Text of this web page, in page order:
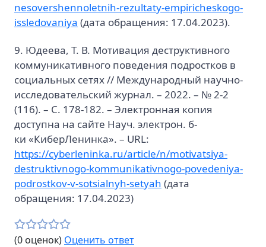
nesovershennoletnih-rezultaty-empiricheskogo-
issledovaniya (дата обращения: 17.04.2023).
9. Юдеева, Т. В. Мотивация деструктивного
коммуникативного поведения подростков в
социальных сетях // Международный научно-
исследовательский журнал. – 2022. – № 2-2
(116). – С. 178-182. – Электронная копия
доступна на сайте Науч. электрон. б-
ки «КиберЛенинка». – URL:
https://cyberleninka.ru/article/n/motivatsiya-
destruktivnogo-kommunikativnogo-povedeniya-
podrostkov-v-sotsialnyh-setyah (дата
обращения: 17.04.2023)
(0 оценок) Оценить ответ